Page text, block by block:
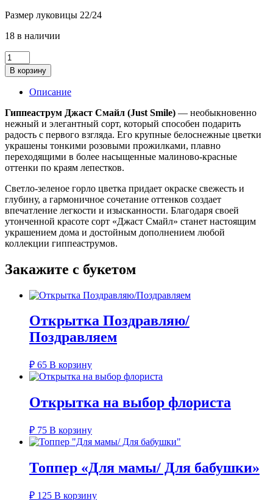
000.
Размер луковицы 22/24
18 в наличии
Количество
товара
Луковица
гиппеаструма
Джаст
Смайл
(Just
Smile)
В корзину
Описание
Гиппеаструм Джаст Смайл (Just Smile) — необыкновенно
нежный и элегантный сорт, который способен подарить
радость с первого взгляда. Его крупные белоснежные цветки
украшены тонкими розовыми прожилками, плавно
переходящими в более насыщенные малиново-красные
оттенки по краям лепестков.
Светло-зеленое горло цветка придает окраске свежесть и
глубину, а гармоничное сочетание оттенков создает
впечатление легкости и изысканности. Благодаря своей
утонченной красоте сорт «Джаст Смайл» станет настоящим
украшением дома и достойным дополнением любой
коллекции гиппеаструмов.
Закажите с букетом
Открытка Поздравляю/
Поздравляем
₽ 65 В корзину
Открытка на выбор флориста
₽ 75 В корзину
Топпер «Для мамы/ Для бабушки»
₽ 125 В корзину